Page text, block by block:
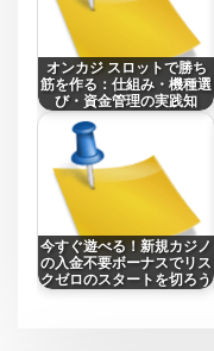
オンカジ スロットで勝ち
筋を作る：仕組み・機種選
び・資金管理の実践知
今すぐ遊べる！新規カジノ
の入金不要ボーナスでリス
クゼロのスタートを切ろう